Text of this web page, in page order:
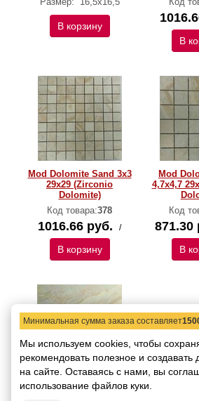
В корзину
В
Mod Dolomite Sand 3x3
29x29 (Zirconio
Dolomite)
Код товара:378
1016.66 руб. /
В корзину
Mod
4,7x4,7
Код
871.30
В
Dolomite Sand 16,5x16.5
(Zirconio Dolomite)
Минимальная сумма заказа составляет
Мы используем cookies, чтобы
рекомендовать полезное и создавать
на сайте. Оставаясь с нами, вы
использование файлов куки.